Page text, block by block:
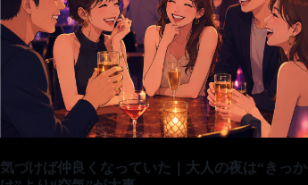
気づけば仲良くなっていた｜大人の夜は“きっか